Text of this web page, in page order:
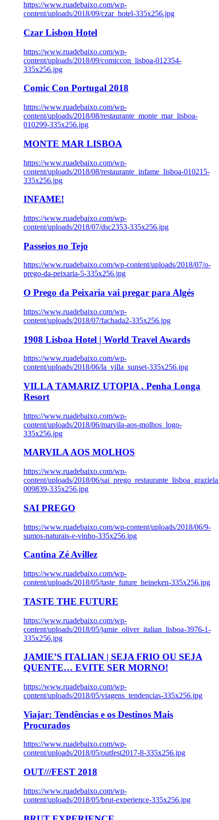
https://www.ruadebaixo.com/wp-
content/uploads/2018/09/czar_hotel-335x256.jpg
Czar Lisbon Hotel
https://www.ruadebaixo.com/wp-
content/uploads/2018/09/comiccon_lisboa-012354-
335x256.jpg
Comic Con Portugal 2018
https://www.ruadebaixo.com/wp-
content/uploads/2018/08/restaurante_monte_mar_lisboa-
010299-335x256.jpg
MONTE MAR LISBOA
https://www.ruadebaixo.com/wp-
content/uploads/2018/08/restaurante_infame_lisboa-010215-
335x256.jpg
INFAME!
https://www.ruadebaixo.com/wp-
content/uploads/2018/07/dsc2353-335x256.jpg
Passeios no Tejo
https://www.ruadebaixo.com/wp-content/uploads/2018/07/o-
prego-da-peixaria-5-335x256.jpg
O Prego da Peixaria vai pregar para Algés
https://www.ruadebaixo.com/wp-
content/uploads/2018/07/fachada2-335x256.jpg
1908 Lisboa Hotel | World Travel Awards
https://www.ruadebaixo.com/wp-
content/uploads/2018/06/la_villa_sunset-335x256.jpg
VILLA TAMARIZ UTOPIA . Penha Longa
Resort
https://www.ruadebaixo.com/wp-
content/uploads/2018/06/marvila-aos-molhos_logo-
335x256.jpg
MARVILA AOS MOLHOS
https://www.ruadebaixo.com/wp-
content/uploads/2018/06/
009839-335x256.jpg
SAI PREGO
https://www.ruadebaixo.com/wp-content/uploads/2018/06/9-
sumos-naturais-e-vinho-335x256.jpg
Cantina Zé Avillez
https://www.ruadebaixo.com/wp-
content/uploads/2018/05/taste_future_heineken-335x256.jpg
TASTE THE FUTURE
https://www.ruadebaixo.com/wp-
content/uploads/2018/05/jamie_oliver_italian_lisboa-3976-1-
335x256.jpg
JAMIE’S ITALIAN | SEJA FRIO OU SEJA
QUENTE… EVITE SER MORNO!
https://www.ruadebaixo.com/wp-
content/uploads/2018/05/viagens_tendencias-335x256.jpg
Viajar: Tendências e os Destinos Mais
Procurados
https://www.ruadebaixo.com/wp-
content/uploads/2018/05/outfest2017-8-335x256.jpg
OUT///FEST 2018
https://www.ruadebaixo.com/wp-
content/uploads/2018/05/brut-experience-335x256.jpg